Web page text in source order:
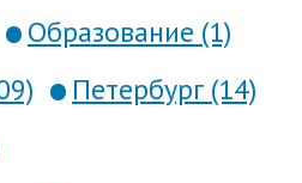
Образование (1)
Петербург (14)